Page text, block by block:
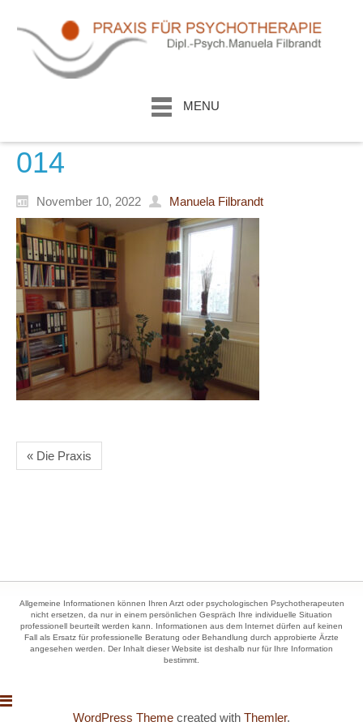
MENU
014
November 10, 2022 Manuela Filbrandt
« Die Praxis
Allgemeine Informationen können Ihren Arzt oder psychologischen Psychotherapeuten
nicht ersetzen, da nur in einem persönlichen Gespräch Ihre individuelle Situation
professionell beurteilt werden kann. Informationen aus dem Internet dürfen auf keinen
Fall als Ersatz für professionelle Beratung oder Behandlung durch approbierte Ärzte
angesehen werden. Der Inhalt dieser Website ist deshalb nur für Ihre Information
bestimmt.
WordPress Theme created with Themler.